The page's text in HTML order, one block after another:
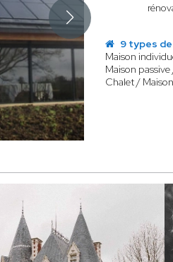
9 types
Maison
Maison
Chalet /